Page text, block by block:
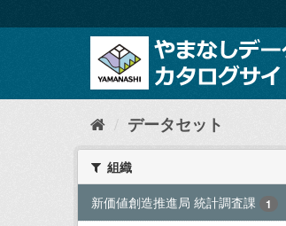
キ
て
データセット
組織
新価値創造推進局 統計調査課
1